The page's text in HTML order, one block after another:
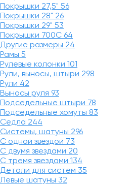
Покрышки 27,5" 56
Покрышки 28" 26
Покрышки 29" 53
Покрышки 700C 64
Другие размеры 24
Рамы 5
Рулевые колонки 101
Рули, выносы, штыри 298
Рули 42
Выносы руля 93
Подседельные штыри 78
Подседельные хомуты 83
Седла 244
Системы, шатуны 296
С одной звездой 73
С двумя звездами 20
С тремя звездами 134
Детали для систем 35
Левые шатуны 32